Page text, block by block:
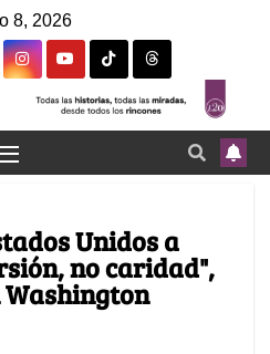
8, 2026
Unidos a
no caridad",
Washington